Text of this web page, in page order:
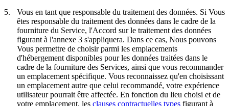
5.
Vous en tant que responsable du traitement des données. Si Vous
êtes responsable du traitement des données dans le cadre de la
fourniture du Service, l'Accord sur le traitement des données
figurant à l'annexe 3 s'appliquera. Dans ce cas, Nous pouvons
Vous permettre de choisir parmi les emplacements
d'hébergement disponibles pour les données traitées dans le
cadre de la fourniture des Services, ainsi que vous recommander
un emplacement spécifique. Vous reconnaissez qu'en choisissant
un emplacement autre que celui recommandé, votre expérience
utilisateur pourrait être affectée. En fonction du lieu choisi et de
votre emplacement, les clauses contractuelles types figurant à